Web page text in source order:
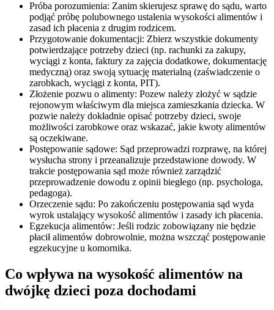
Próba porozumienia: Zanim skierujesz sprawę do sądu, warto
podjąć próbę polubownego ustalenia wysokości alimentów i
zasad ich płacenia z drugim rodzicem.
Przygotowanie dokumentacji: Zbierz wszystkie dokumenty
potwierdzające potrzeby dzieci (np. rachunki za zakupy,
wyciągi z konta, faktury za zajęcia dodatkowe, dokumentację
medyczną) oraz swoją sytuację materialną (zaświadczenie o
zarobkach, wyciągi z konta, PIT).
Złożenie pozwu o alimenty: Pozew należy złożyć w sądzie
rejonowym właściwym dla miejsca zamieszkania dziecka. W
pozwie należy dokładnie opisać potrzeby dzieci, swoje
możliwości zarobkowe oraz wskazać, jakie kwoty alimentów
są oczekiwane.
Postępowanie sądowe: Sąd przeprowadzi rozprawę, na której
wysłucha strony i przeanalizuje przedstawione dowody. W
trakcie postępowania sąd może również zarządzić
przeprowadzenie dowodu z opinii biegłego (np. psychologa,
pedagoga).
Orzeczenie sądu: Po zakończeniu postępowania sąd wyda
wyrok ustalający wysokość alimentów i zasady ich płacenia.
Egzekucja alimentów: Jeśli rodzic zobowiązany nie będzie
płacił alimentów dobrowolnie, można wszcząć postępowanie
egzekucyjne u komornika.
Co wpływa na wysokość alimentów na
dwójkę dzieci poza dochodami